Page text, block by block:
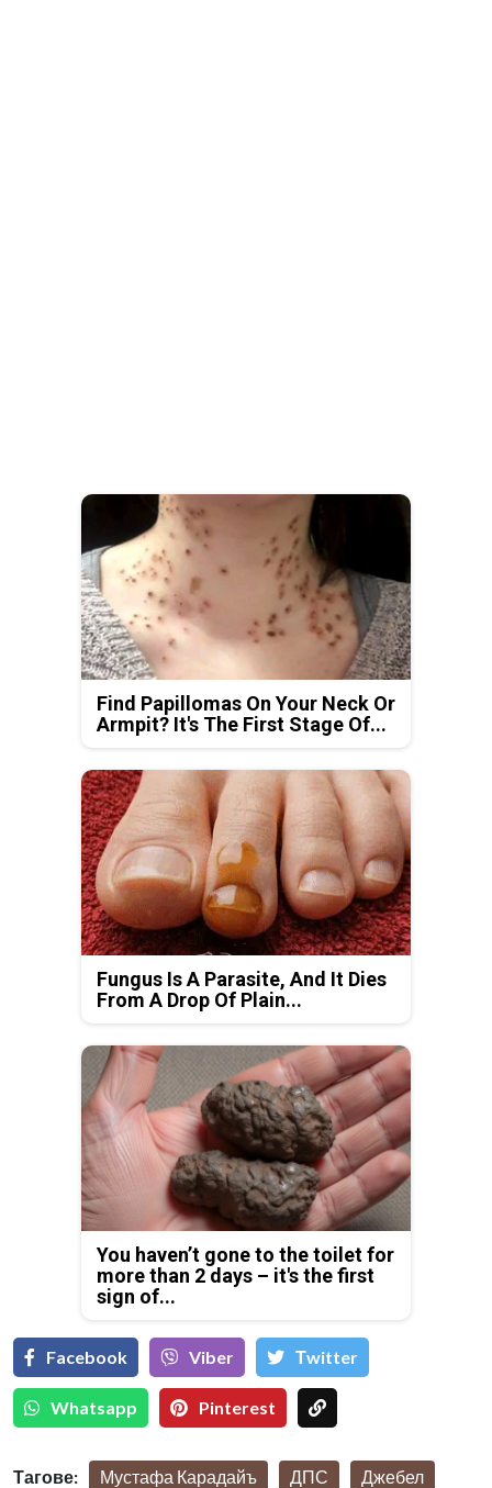
Find Papillomas On Your Neck Or
Armpit? It's The First Stage Of...
Fungus Is A Parasite, And It Dies
From A Drop Of Plain...
You haven’t gone to the toilet for
more than 2 days – it's the first
sign of...
Facebook Viber Тwitter
Whatsapp Pinterest
Тагове: Мустафа Карадайъ ДПС Джебел